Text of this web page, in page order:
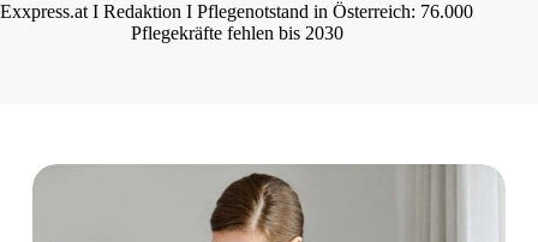
Exxpress.at I Redaktion I Pflegenotstand in Österreich: 76.000
Pflegekräfte fehlen bis 2030